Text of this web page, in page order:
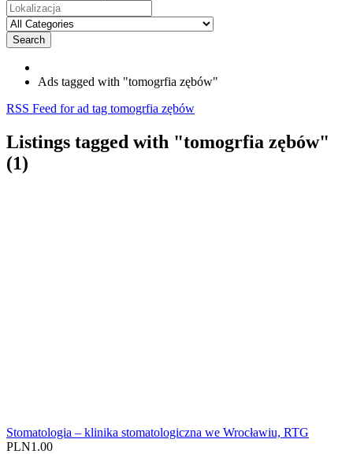
Search
Ads tagged with "tomogrfia zębów"
RSS Feed for ad tag tomogrfia zębów
Listings tagged with "tomogrfia zębów"
(1)
Stomatologia – klinika stomatologiczna we Wrocławiu, RTG
PLN1.00